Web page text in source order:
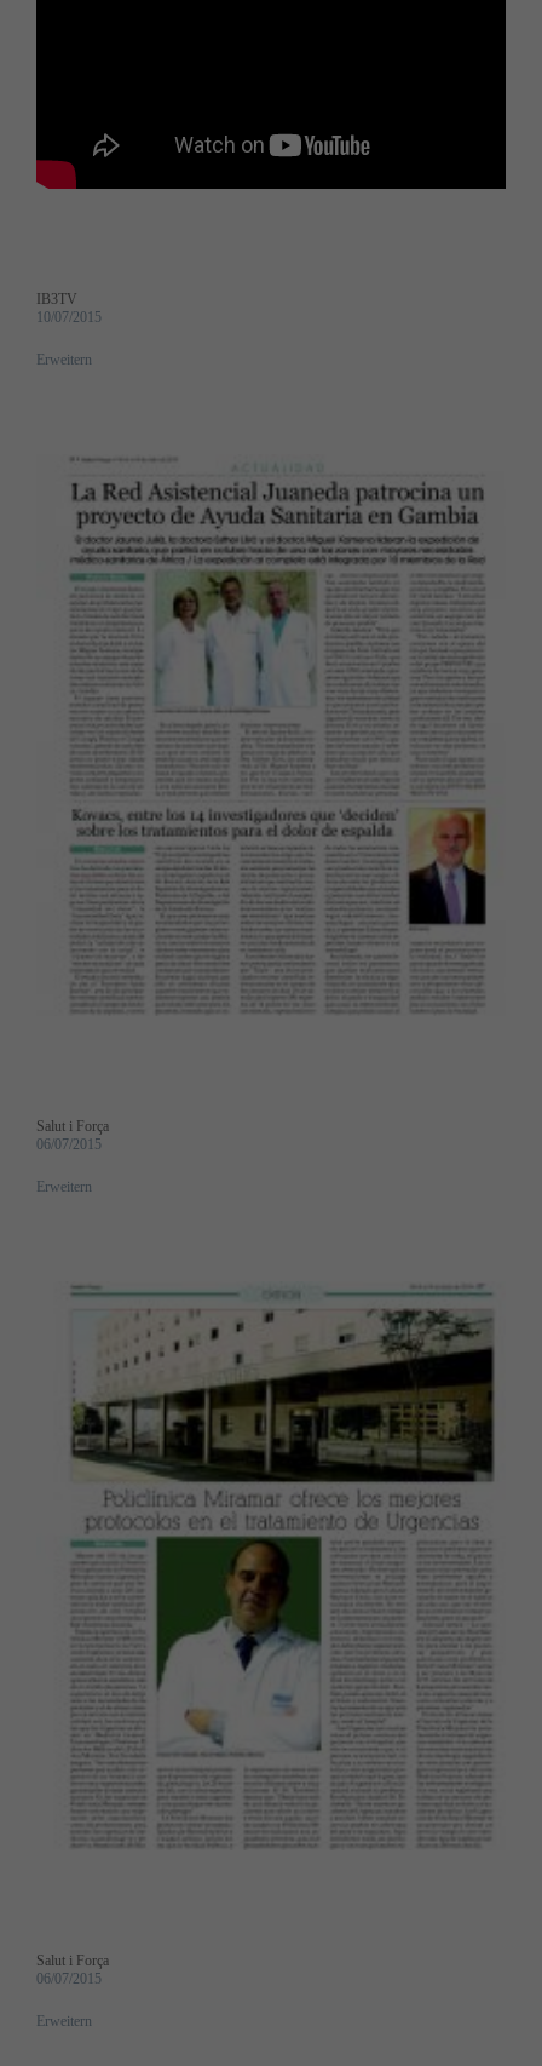
IB3TV
10/07/2015
Erweitern
Salut i Força
06/07/2015
Erweitern
Salut i Força
06/07/2015
Erweitern